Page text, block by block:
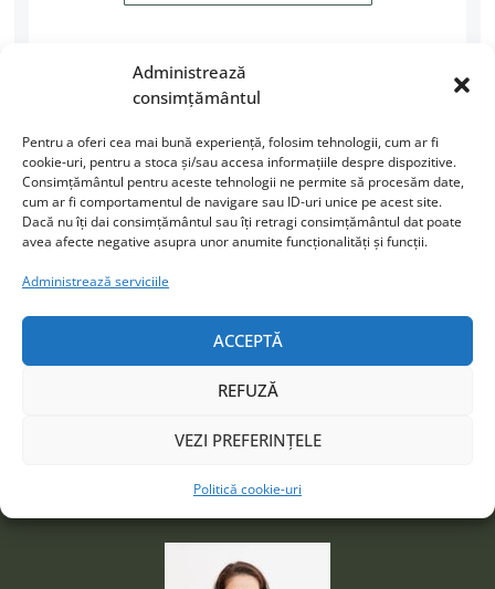
Administrează
consimțământul
Pentru a oferi cea mai bună experiență, folosim tehnologii, cum ar fi
cookie-uri, pentru a stoca și/sau accesa informațiile despre dispozitive.
Consimțământul pentru aceste tehnologii ne permite să procesăm date,
cum ar fi comportamentul de navigare sau ID-uri unice pe acest site.
Dacă nu îți dai consimțământul sau îți retragi consimțământul dat poate
avea afecte negative asupra unor anumite funcționalități și funcții.
Administrează serviciile
ACCEPTĂ
REFUZĂ
VEZI PREFERINȚELE
Politică cookie-uri
URMĂREȘTE-MI ACTIVITATEA
Facebook
LinkedIn